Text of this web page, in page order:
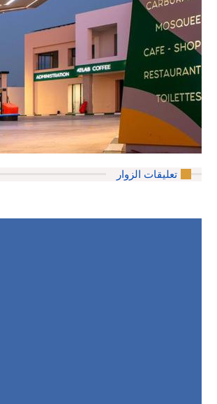
تعليقات الزوار